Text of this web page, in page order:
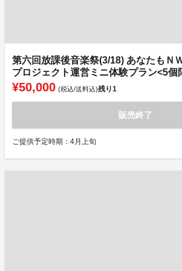
第六回放課後音楽祭(3/18) あなたもＮ
プロジェクト運営ミニ体験プラン<5個
¥50,000 (税込/送料込)残り1
販売終了
ご提供予定時期：4月上旬